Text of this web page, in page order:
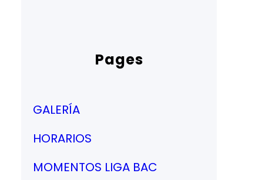
Pages
GALERÍA
HORARIOS
MOMENTOS LIGA BAC